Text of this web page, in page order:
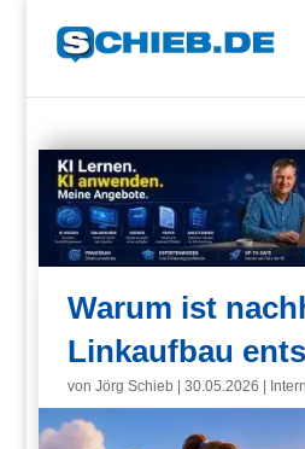
Warum ist
Linkaufbau
vonJörg Schieb |30.05.2026